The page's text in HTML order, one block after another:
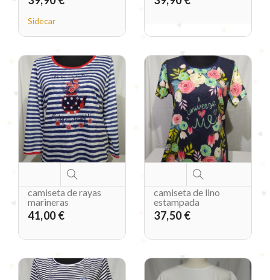
Sidecar
camiseta de rayas
marineras
41,00 €
camiseta de lino
estampada
37,50 €